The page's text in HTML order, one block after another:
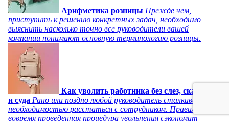
Арифметика розницы Прежде чем,
приступить к решению конкретных задач, необходимо
выяснить насколько точно все руководители вашей
компании понимают основную терминологию розницы.
Как уволить работника без слез, скандала
и суда Рано или поздно любой руководитель сталкивается с
необходимостью расстаться с сотрудником. Правильно и
вовремя проведенная процедура увольнения сэкономит